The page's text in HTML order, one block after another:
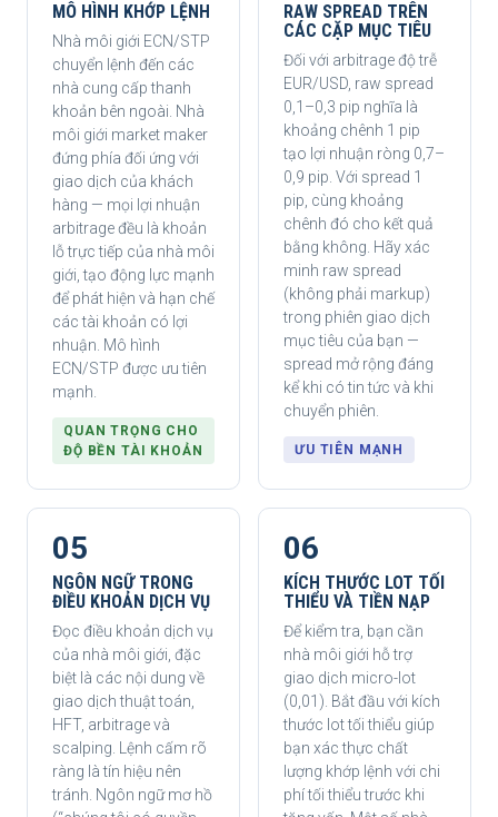
MÔ HÌNH KHỚP LỆNH
Nhà môi giới ECN/STP
chuyển lệnh đến các
nhà cung cấp thanh
khoản bên ngoài. Nhà
môi giới market maker
đứng phía đối ứng với
giao dịch của khách
hàng — mọi lợi nhuận
arbitrage đều là khoản
lỗ trực tiếp của nhà môi
giới, tạo động lực mạnh
để phát hiện và hạn chế
các tài khoản có lợi
nhuận. Mô hình
ECN/STP được ưu tiên
mạnh.
QUAN TRỌNG CHO
ĐỘ BỀN TÀI KHOẢN
RAW SPREAD TRÊN
CÁC CẶP MỤC TIÊU
Đối với arbitrage độ trễ
EUR/USD, raw spread
0,1–0,3 pip nghĩa là
khoảng chênh 1 pip
tạo lợi nhuận ròng 0,7–
0,9 pip. Với spread 1
pip, cùng khoảng
chênh đó cho kết quả
bằng không. Hãy xác
minh raw spread
(không phải markup)
trong phiên giao dịch
mục tiêu của bạn —
spread mở rộng đáng
kể khi có tin tức và khi
chuyển phiên.
ƯU TIÊN MẠNH
05
NGÔN NGỮ TRONG
ĐIỀU KHOẢN DỊCH VỤ
Đọc điều khoản dịch vụ
của nhà môi giới, đặc
biệt là các nội dung về
giao dịch thuật toán,
HFT, arbitrage và
scalping. Lệnh cấm rõ
ràng là tín hiệu nên
tránh. Ngôn ngữ mơ hồ
06
KÍCH THƯỚC LOT TỐI
THIỂU VÀ TIỀN NẠP
Để kiểm tra, bạn cần
nhà môi giới hỗ trợ
giao dịch micro-lot
(0,01). Bắt đầu với kích
thước lot tối thiểu giúp
bạn xác thực chất
lượng khớp lệnh với chi
phí tối thiểu trước khi